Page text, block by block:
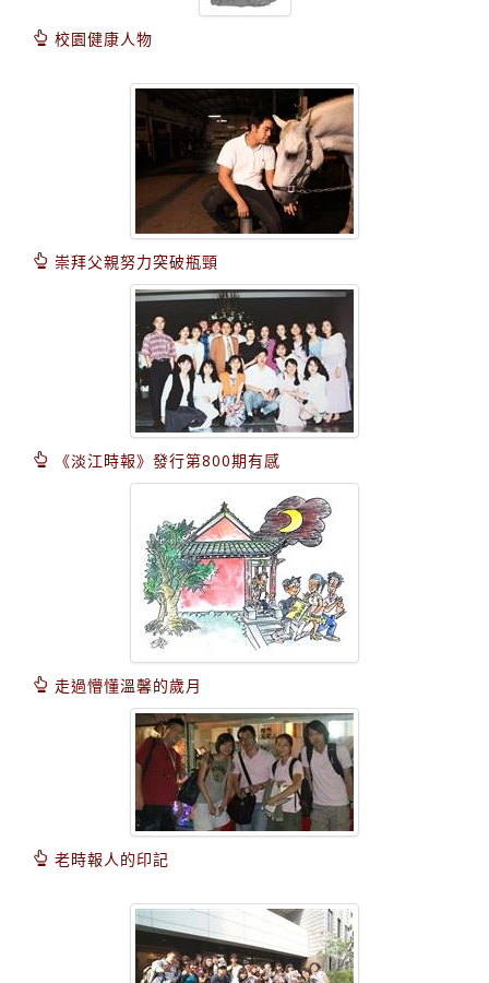
校園健康人物
崇拜父親努力突破瓶頸
《淡江時報》發行第800期有感
走過懵懂溫馨的歲月
老時報人的印記